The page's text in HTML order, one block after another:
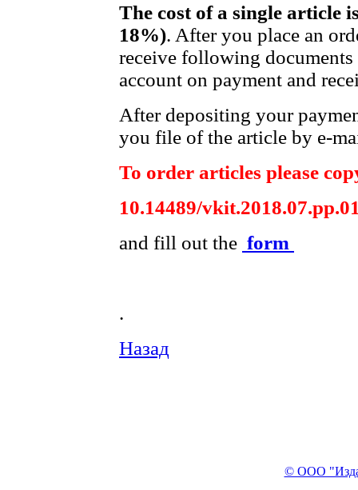
The cost of a single article
18%). After you place an
receive following
account on payment and
After depositing your
you file of the article by e-
To order articles please
10.14489/
and fill out the form
.
Назад
© ООО